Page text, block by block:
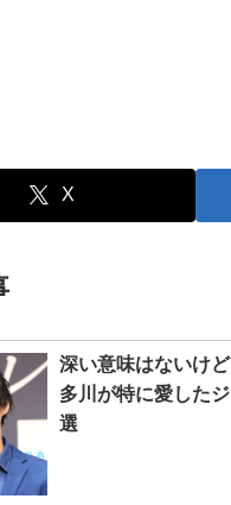
X
深い意味はないけ
多川が特に愛した
選